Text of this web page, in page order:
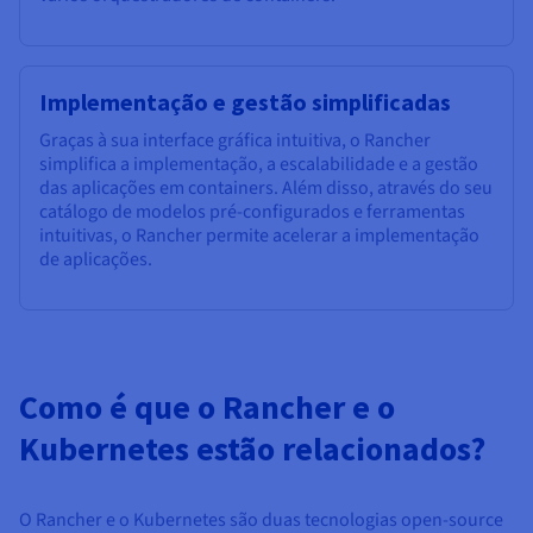
Implementação e gestão simplificadas
Graças à sua interface gráfica intuitiva, o Rancher
simplifica a implementação, a escalabilidade e a gestão
das aplicações em containers. Além disso, através do seu
catálogo de modelos pré-configurados e ferramentas
intuitivas, o Rancher permite acelerar a implementação
de aplicações.
Como é que o Rancher e o
Kubernetes estão relacionados?
O Rancher e o Kubernetes são duas tecnologias open-source